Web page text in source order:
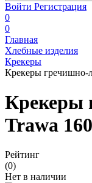
Войти Регистрация
0
0
Главная
Хлебные изделия
Крекеры
Крекеры гречишно-
Крекеры
Trawa
Рейтинг
(0)
Нет в наличии